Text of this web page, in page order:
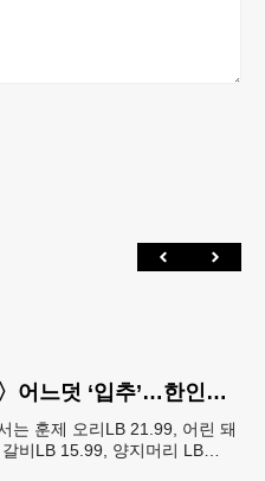
〈한인마트정보〉어느덧 ‘입추’…한인마트 먹거리로 가족 입맛 챙기기
는 훈제 오리LB 21.99, 어린 돼
비LB 15.99, 양지머리 LB